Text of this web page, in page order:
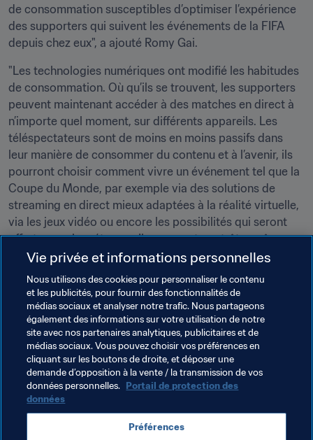
de consommation susceptibles d’optimiser l’expérience
des supporters qui suivent les événements de la FIFA
depuis chez eux", a ajouté Romy Gai.
"Les technologies numériques ont modifié les habitudes
de consommation. Où qu’ils se trouvent, les supporters
peuvent maintenant accéder à des matches en direct à
n’importe quel moment, sur différents appareils. Les
téléspectateurs sont de moins en moins passifs dans
leur manière de consommer du contenu et à l’avenir, ils
pourront choisir comment vivre un événement tel que la
Coupe du Monde, par exemple via des solutions de
streaming en direct mieux adaptées à la réalité virtuelle,
via les jeux vidéo ou encore les possibilités qui seront
offertes par le métavers. Ils pourront peut-être même
transposer le stade dans leur salon et s’asseoir
virtuellement à côté de leur joueur ou commentateur
préféré tout en profitant de tous les aspects du match."
Thèmes en lien
Commercial Organisation
Vie privée et informations personnelles
Nous utilisons des cookies pour personnaliser le contenu
et les publicités, pour fournir des fonctionnalités de
médias sociaux et analyser notre trafic. Nous partageons
également des informations sur votre utilisation de notre
site avec nos partenaires analytiques, publicitaires et de
médias sociaux. Vous pouvez choisir vos préférences en
cliquant sur les boutons de droite, et déposer une
demande d’opposition à la vente / la transmission de vos
données personnelles. Portail de protection des
données
Préférences